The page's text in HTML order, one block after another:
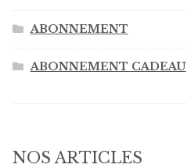
ABONNEMENT
ABONNEMENT CADEAU
NOS ARTICLES